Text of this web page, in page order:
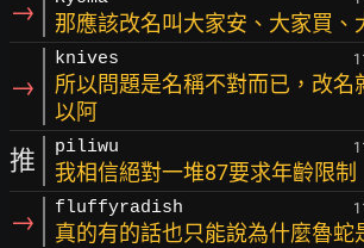
→ 那應該改名叫大家安、大家買、
→
knives
所以問題是名稱不對而已，改名
以阿
推 piliwu
我相信絕對一堆87要求年齡限制
→ fluffyradish
真的有的話也只能說為什麼魯蛇